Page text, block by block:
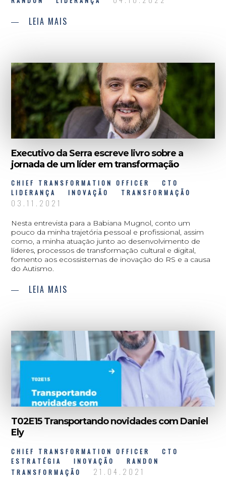
LEIA MAIS
Executivo da Serra escreve livro sobre a
jornada de um líder em transformação
CHIEF TRANSFORMATION OFFICER
CTO
LIDERANÇA
INOVAÇÃO TRANSFORMAÇÃO
03.11.2021
Nesta entrevista para a Babiana Mugnol, conto um
pouco da minha trajetória pessoal e profissional, assim
como, a minha atuação junto ao desenvolvimento de
líderes, processos de transformação cultural e digital,
fomento aos ecossistemas de inovação do RS e a causa
do Autismo.
LEIA MAIS
T02E15 Transportando novidades com Daniel
Ely
CHIEF TRANSFORMATION OFFICER
CTO
ESTRATÉGIA
INOVAÇÃO
RANDON
TRANSFORMAÇÃO
21.04.2021